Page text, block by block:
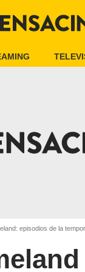
episodios de la